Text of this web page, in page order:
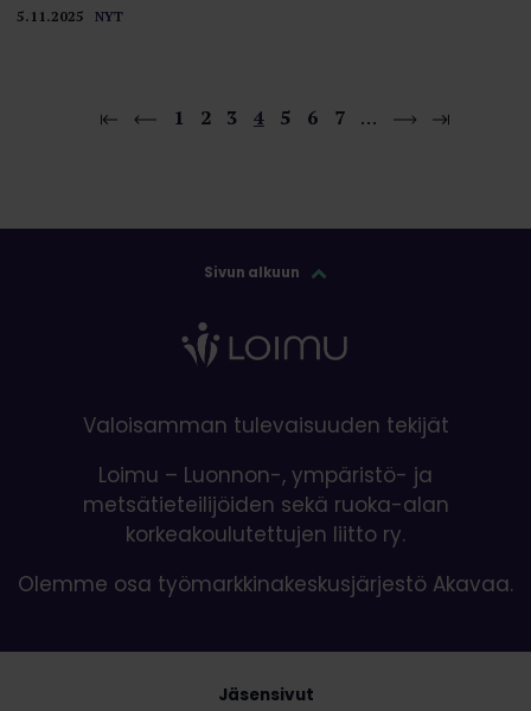
5.11.2025 NYT
1 2 3 4 5 6 7 …
Sivun alkuun
Valoisamman tulevaisuuden tekijät
Loimu – Luonnon-, ympäristö- ja
metsätieteilijöiden sekä ruoka-alan
korkeakoulutettujen liitto ry.
Olemme osa työmarkkinakeskusjärjestö Akavaa.
Jäsensivut